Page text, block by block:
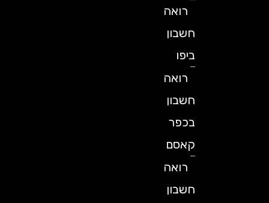
רואה
חשבון
רואה
חשבון
בכפר
קאסם
רואה
חשבון